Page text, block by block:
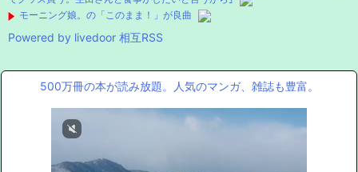
モーニング娘。の「このまま！」が良曲
Powered by livedoor 相互RSS
500万冊の本が読み放題。人気のマンガ、雑誌も豊富。